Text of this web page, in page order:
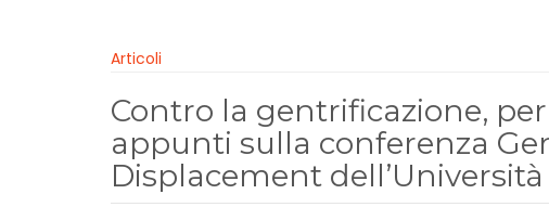
Articoli
Contro la gentrificazione,
appunti sulla conferenza
Displacement